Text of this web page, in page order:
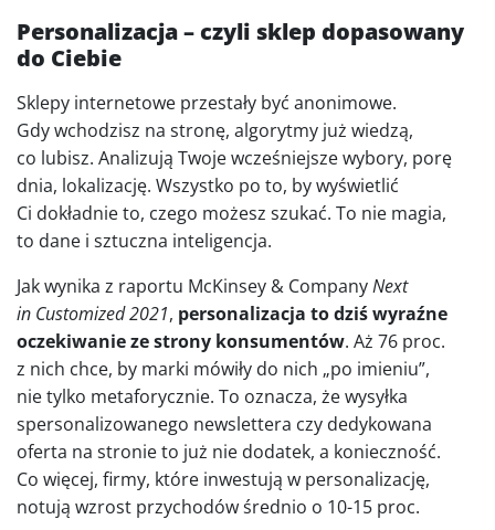
Personalizacja – czyli sklep dopasowany
do Ciebie
Sklepy internetowe przestały być anonimowe.
Gdy wchodzisz na stronę, algorytmy już wiedzą,
co lubisz. Analizują Twoje wcześniejsze wybory, porę
dnia, lokalizację. Wszystko po to, by wyświetlić
Ci dokładnie to, czego możesz szukać. To nie magia,
to dane i sztuczna inteligencja.
Jak wynika z raportu McKinsey & CompanyNext
in Customized 2021, personalizacja to dziś wyraźne
oczekiwanie ze strony konsumentów. Aż 76 proc.
z nich chce, by marki mówiły do nich „po imieniu”,
nie tylko metaforycznie. To oznacza, że wysyłka
spersonalizowanego newslettera czy dedykowana
oferta na stronie to już nie dodatek, a konieczność.
Co więcej, firmy, które inwestują w personalizację,
notują wzrost przychodów średnio o 10-15 proc.